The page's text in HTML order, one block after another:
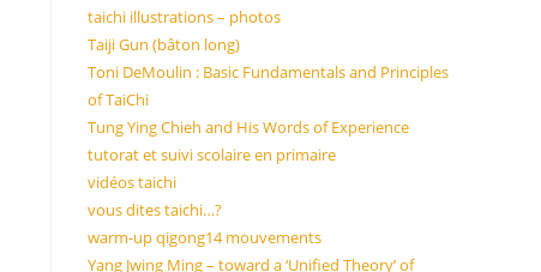
taichi illustrations – photos
Taiji Gun (bâton long)
Toni DeMoulin : Basic Fundamentals and Principles
of TaiChi
Tung Ying Chieh and His Words of Experience
tutorat et suivi scolaire en primaire
vidéos taichi
vous dites taichi…?
warm-up qigong14 mouvements
Yang Jwing Ming – toward a ‘Unified Theory’ of